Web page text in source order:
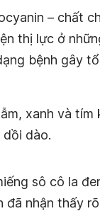
– chất
thị lực ở
bệnh gây
xanh và tím
dào.
sô cô la
nhận thấy